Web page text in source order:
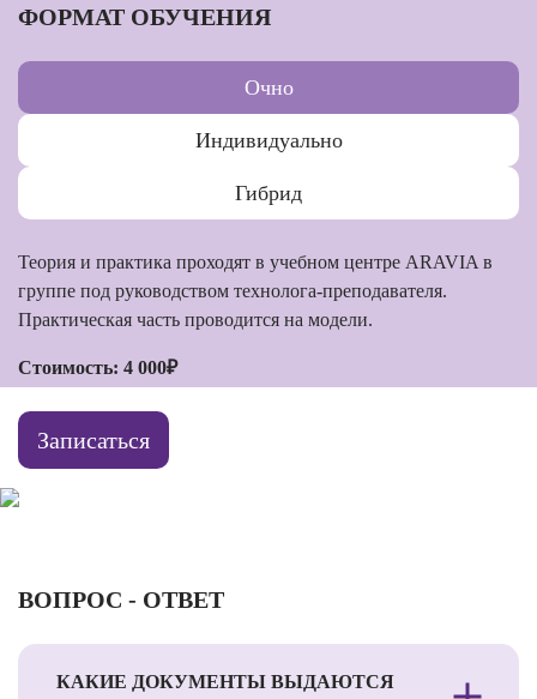
ФОРМАТ ОБУЧЕНИЯ
Очно
Индивидуально
Гибрид
Теория и практика проходят в учебном центре ARAVIA в
группе под руководством технолога-преподавателя.
Практическая часть проводится на модели.
Стоимость: 4 000₽
Записаться
ВОПРОС - ОТВЕТ
КАКИЕ ДОКУМЕНТЫ ВЫДАЮТСЯ